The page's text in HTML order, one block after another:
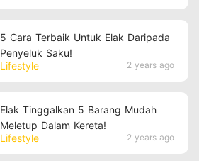
Lifestyle 2 years ago
5 Cara Terbaik Untuk Elak Daripada
Penyeluk Saku!
Lifestyle 2 years ago
Elak Tinggalkan 5 Barang Mudah
Meletup Dalam Kereta!